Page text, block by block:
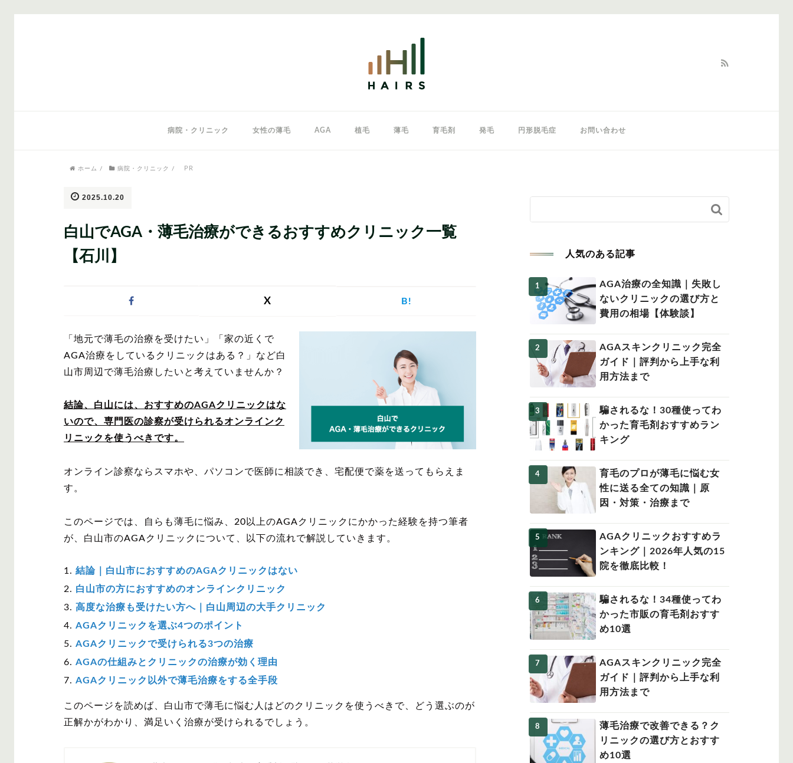
病院・クリニック 女性の薄毛 AGA 植毛 薄毛 育毛剤 発毛 円形脱毛症 お問い合わせ
ホーム / 病院・クリニック / PR
2025.10.20
白山でAGA・薄毛治療ができるおすすめクリニック一覧
【石川】
X B!
「地元で薄毛の治療を受けたい」「家の近くで
AGA治療をしているクリニックはある？」など白
山市周辺で薄毛治療したいと考えていませんか？
結論、白山には、おすすめのAGAクリニックはな
いので、専門医の診察が受けられるオンラインク
リニックを使うべきです。
オンライン診察ならスマホや、パソコンで医師に相談でき、宅配便で薬を送ってもらえま
す。
このページでは、自らも薄毛に悩み、20以上のAGAクリニックにかかった経験を持つ筆者
が、白山市のAGAクリニックについて、以下の流れで解説していきます。
結論｜白山市におすすめのAGAクリニックはない
白山市の方におすすめのオンラインクリニック
高度な治療も受けたい方へ｜白山周辺の大手クリニック
AGAクリニックを選ぶ4つのポイント
AGAクリニックで受けられる3つの治療
AGAの仕組みとクリニックの治療が効く理由
AGAクリニック以外で薄毛治療をする全手段
このページを読めば、白山市で薄毛に悩む人はどのクリニックを使うべきで、どう選ぶのが
正解かがわかり、満足いく治療が受けられるでしょう。

人気のある記事
AGA治療の全知識｜失敗し
ないクリニックの選び方と
費用の相場【体験談】
AGAスキンクリニック完全
ガイド｜評判から上手な利
用方法まで
騙されるな！30種使ってわ
かった育毛剤おすすめラン
キング
育毛のプロが薄毛に悩む女
性に送る全ての知識｜原
因・対策・治療まで
AGAクリニックおすすめラ
ンキング｜2026年人気の15
院を徹底比較！
騙されるな！34種使ってわ
かった市販の育毛剤おすす
め10選
AGAスキンクリニック完全
ガイド｜評判から上手な利
用方法まで
薄毛治療で改善できる？ク
リニックの選び方とおすす
め10選
医師監修 AGAクリニック
AGA M字はげ 女性の薄毛